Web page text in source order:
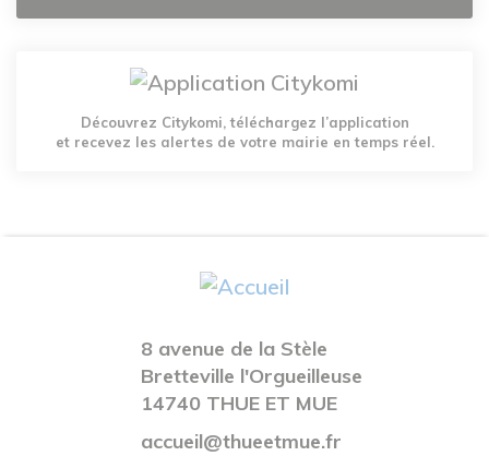
Découvrez Citykomi, téléchargez l’application
et recevez les alertes de votre mairie en temps réel.
8 avenue de la Stèle
Bretteville l'Orgueilleuse
14740 THUE ET MUE
accueil@thueetmue.fr